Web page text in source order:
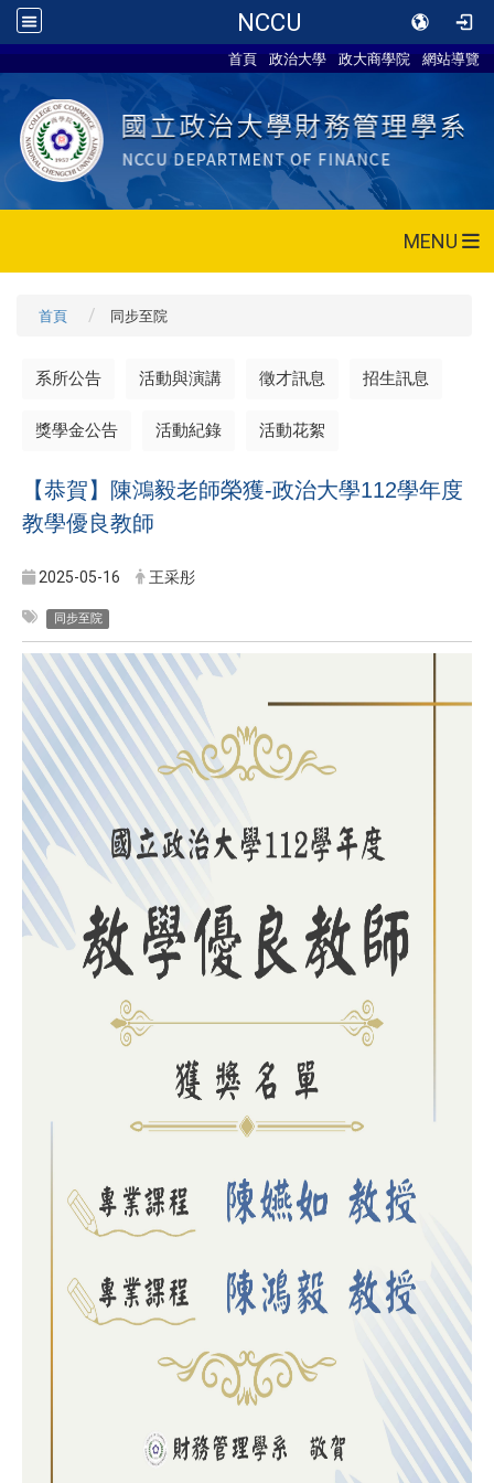
NCCU
首頁 政治大學 政大商學院 網站導覽
MENU
首頁 同步至院
系所公告 活動與演講 徵才訊息 招生訊息
獎學金公告 活動紀錄 活動花絮
【恭賀】陳鴻毅老師榮獲-政治大學112學年度
教學優良教師
2025-05-16 王采彤
同步至院